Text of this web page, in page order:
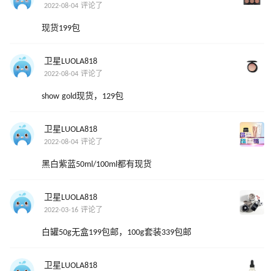
2022-08-04 评论了
现货199包
卫星LUOLA818
2022-08-04 评论了
show gold现货，129包
卫星LUOLA818
2022-08-04 评论了
黑白紫蓝50ml/100ml都有现货
卫星LUOLA818
2022-03-16 评论了
白罐50g无盒199包邮，100g套装339包邮
卫星LUOLA818